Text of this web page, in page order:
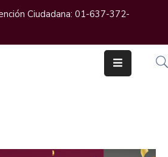
Ciudadana: 01-637-372-